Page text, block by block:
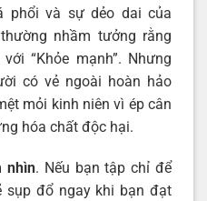
phổi và sự dẻo dai của
nhầm tưởng rằng
“Khỏe mạnh”. Nhưng
có vẻ ngoài hoàn hảo
mỏi kinh niên vì ép cân
hóa chất độc hại.
nhìn. Nếu bạn tập chỉ để
sụp đổ ngay khi bạn đạt